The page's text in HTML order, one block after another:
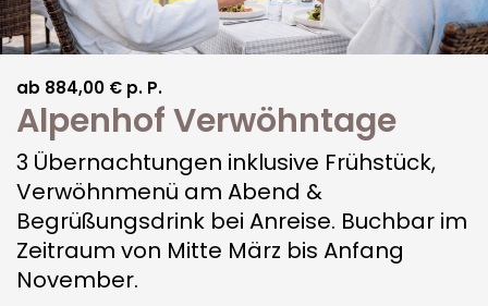
Webcam
Bildergalerie
Wissenswertes
Auszeichnungen
Einzelzimmer
Alpin Studios & SPA
Apartments
Alp SPA
Wellnessbehandlungen
Beauty & Kosmetik
Osteopathie & Physiotherapie
Friseurdienstleistungen
Yoga
Restaurant
Kulinarischer Kalender
Vitales Frühstücksbuffet
Verwöhnmenü
Grillabende
Oktoberfestabende
Angebote
Kurzurlaub
Frühling
Sommer
Herbst
Tagung
Tagungsräume
Tagungspauschalen
Technik & Ausstattung
Karriere
Stellenangebote
Oberstdorf
ab 884,00 € p. P.
Alpenhof Verwöhntage
3 Übernachtungen inklusive Frühstück,
Verwöhnmenü am Abend &
Begrüßungsdrink bei Anreise. Buchbar im
Zeitraum von Mitte März bis Anfang
November.